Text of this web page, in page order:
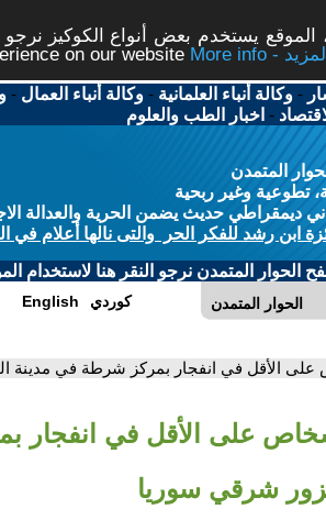
يستخدم بعض أنواع الكوكيز
on our website
More info - المزيد
-وكالة أنباء العلمانية -وكالة أنباء العمال -
- اخبار الطب والعلوم
المتمدن
تطوعية وغير ربحية
حديث يضمن الحرية والعدالة
ابن رشد للفكر الحر والتى نالها أعلام في
الحوار المتمدن نرجو النقر هنا لاستخدام
الحوار المتمدن English كوردي
مقتل 3 أشخاص على الأقل في
شرقي سوريا